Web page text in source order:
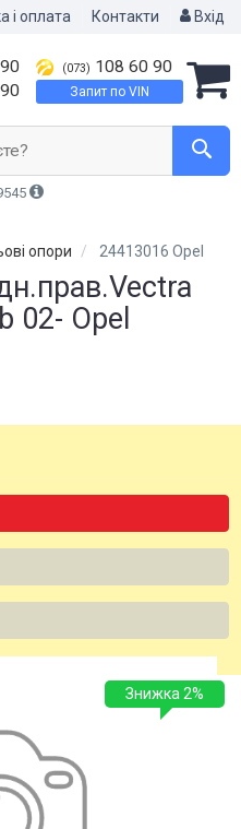
і оплата Контакти Вхід
(073) 108 60 90
Запит по VIN
опори 24413016 Opel
02- Opel
Знижка 2%